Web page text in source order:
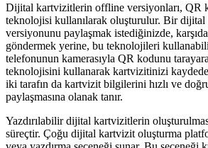
Dijital kartvizitlerin offline versiyonları, QR
teknolojisi kullanılarak oluşturulur. Bir
versiyonunu paylaşmak istediğinizde,
göndermek yerine, bu teknolojileri
telefonunun kamerasıyla QR kodunu
teknolojisini kullanarak kartvizitinizi
iki tarafın da kartvizit bilgilerini hızlı ve
paylaşmasına olanak tanır.
Yazdırılabilir dijital kartvizitlerin
süreçtir. Çoğu dijital kartvizit oluşturma